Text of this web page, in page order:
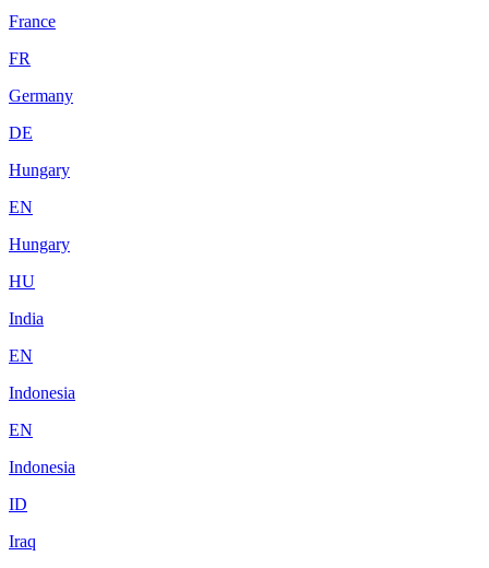
France
FR
Germany
DE
Hungary
EN
Hungary
HU
India
EN
Indonesia
EN
Indonesia
ID
Iraq